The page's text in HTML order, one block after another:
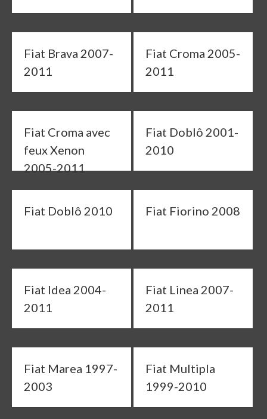
Fiat Brava 2007-
2011
Fiat Croma 2005-
2011
Fiat Croma avec
feux Xenon
2005-2011
Fiat Doblô 2001-
2010
Fiat Doblô 2010 Fiat Fiorino 2008
Fiat Idea 2004-
2011
Fiat Linea 2007-
2011
Fiat Marea 1997-
2003
Fiat Multipla
1999-2010